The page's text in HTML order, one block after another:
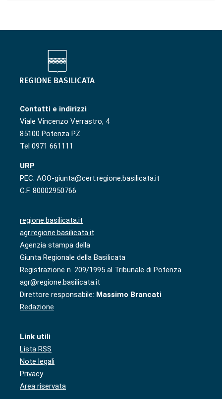
Contatti e indirizzi
Viale Vincenzo Verrastro, 4
85100 Potenza PZ
Tel 0971 661111
URP
PEC: AOO-giunta@cert.regione.basilicata.it
C.F. 80002950766
regione.basilicata.it
agr.regione.basilicata.it
Agenzia stampa della
Giunta Regionale della Basilicata
Registrazione n. 209/1995 al Tribunale di Potenza
agr@regione.basilicata.it
Direttore responsabile: Massimo Brancati
Redazione
Link utili
Lista RSS
Note legali
Privacy
Area riservata